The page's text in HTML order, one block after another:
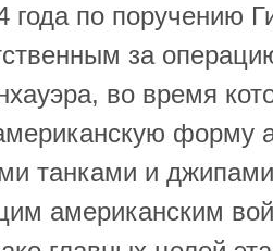
года по поручению
за
во время
форму
танками и
американским